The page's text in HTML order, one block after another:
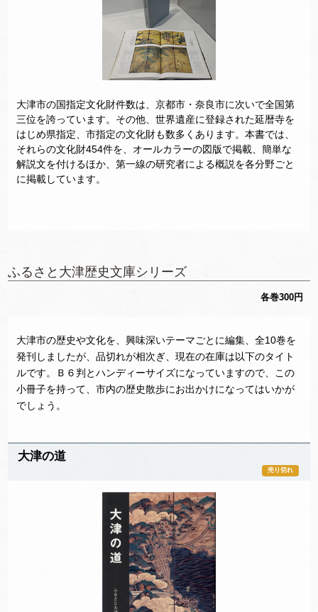
大津市の国指定文化財件数は、京都市・奈良市に次いで全国第
三位を誇っています。その他、世界遺産に登録された延暦寺を
はじめ県指定、市指定の文化財も数多くあります。本書では、
それらの文化財454件を、オールカラーの図版で掲載、簡単な
解説文を付けるほか、第一線の研究者による概説を各分野ごと
に掲載しています。
ふるさと大津歴史文庫シリーズ
各巻300円
大津市の歴史や文化を、興味深いテーマごとに編集、全10巻を
発刊しましたが、品切れが相次ぎ、現在の在庫は以下のタイト
ルです。Ｂ６判とハンディーサイズになっていますので、この
小冊子を持って、市内の歴史散歩にお出かけになってはいかが
でしょう。
大津の道
売り切れ